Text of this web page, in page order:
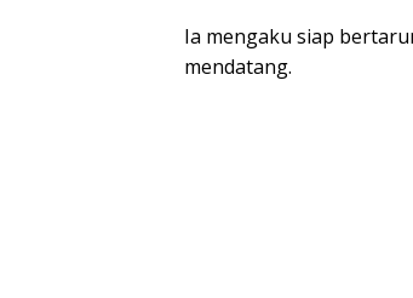
Ia mengaku siap
mendatang.